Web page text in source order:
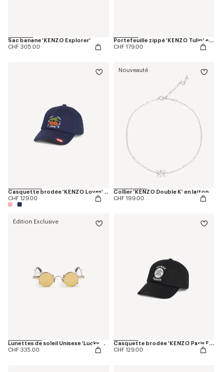
Sac banane 'KENZO Explorer'
CHF 305.00
Portefeuille zippé 'KENZO Tulip' en cuir
CHF 179.00
Casquette brodée 'KENZO Loves' en coton
CHF 129.00
Nouveauté
Collier 'KENZO Double K' en laiton
CHF 199.00
Édition Exclusive
Lunettes de soleil Unisexe 'Lucky Me'
CHF 335.00
Casquette brodée 'KENZO Paris Emblem' en coton
CHF 129.00